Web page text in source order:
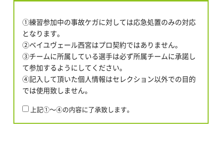
①練習参加中の事故ケガに対しては応急処置のみの対応
となります。
②ベイユヴェール西宮はプロ契約ではありません。
③チームに所属している選手は必ず所属チームに承諾し
て参加するようにしてください。
④記入して頂いた個人情報はセレクション以外での目的
では使用致しません。
上記①～④の内容に了承致します。